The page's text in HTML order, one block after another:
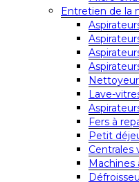
Entretien de la
Lave-
Fers à
Petit
Centrales
Machines